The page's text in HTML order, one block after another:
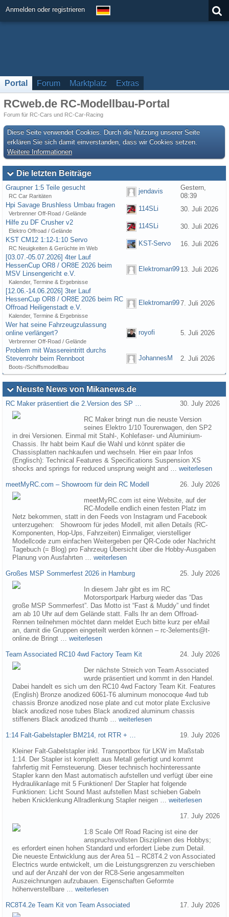
Anmelden oder registrieren
Portal Forum Marktplatz Extras
RCweb.de RC-Modellbau-Portal
Forum für RC-Cars und RC-Car-Racing
Diese Seite verwendet Cookies. Durch die Nutzung unserer Seite
erklären Sie sich damit einverstanden, dass wir Cookies setzen.
Weitere Informationen
Die letzten Beiträge
Graupner 1:5 Teile gesucht
RC Car Raritäten
jendavis
Gestern,
08:39
Hpi Savage Brushless Umbau fragen
Verbrenner Off-Road / Gelände
114SLi
30. Juli 2026
Hilfe zu DF Crusher v2
Elektro Offroad / Gelände
114SLi
30. Juli 2026
KST CM12 1:12-1:10 Servo
RC Neuigkeiten & Gerüchte im Web
KST-Servo
16. Juli 2026
[03.07.-05.07.2026] 4ter Lauf
HessenCup OR8 / OR8E 2026 beim
MSV Linsengericht e.V.
Kalender, Termine & Ergebnisse
Elektroman99 13. Juli 2026
[12.06.-14.06.2026] 3ter Lauf
HessenCup OR8 / OR8E 2026 beim RC
Offroad Heiligenstadt e.V.
Kalender, Termine & Ergebnisse
Elektroman997. Juli 2026
Wer hat seine Fahrzeugzulassung
online verlängert?
Verbrenner Off-Road / Gelände
royofi 5. Juli 2026
Problem mit Wassereintritt durchs
Stevenrohr beim Rennboot
Boots-/Schiffsmodellbau
JohannesM 2. Juli 2026
Neuste News von Mikanews.de
RC Maker präsentiert die 2.Version des SP … 30. July 2026
RC Maker bringt nun die neuste Version
seines Elektro 1/10 Tourenwagen, den SP2
in drei Versionen. Einmal mit Stahl-, Kohlefaser- und Aluminium-
Chassis. Ihr habt beim Kauf die Wahl und könnt später die
Chassisplatten nachkaufen und wechseln. Hier ein paar Infos
(Englisch): Technical Features & Specifications Suspension XS
shocks and springs for reduced unsprung weight and … weiterlesen
meetMyRC.com – Showroom für dein RC Modell 26. July 2026
meetMyRC.com ist eine Website, auf der
RC-Modelle endlich einen festen Platz im
Netz bekommen, statt in den Feeds von Instagram und Facebook
unterzugehen: Showroom für jedes Modell, mit allen Details (RC-
Komponenten, Hop-Ups, Fahrzeiten) Einmaliger, vierstelliger
Modellcode zum einfachen Weitergeben per QR-Code oder Nachricht
Tagebuch (= Blog) pro Fahrzeug Übersicht über die Hobby-Ausgaben
Planung von Ausfahrten … weiterlesen
Großes MSP Sommerfest 2026 in Hamburg 25. July 2026
In diesem Jahr gibt es im RC
Motorsportpark Harburg wieder das “Das
große MSP Sommerfest”. Das Motto ist “Fast & Muddy” und findet
am ab 10 Uhr auf dem Gelände statt. Falls Ihr an dem Offroad-
Rennen teilnehmen möchtet dann meldet Euch bitte kurz per eMail
an, damit die Gruppen eingeteilt werden können – rc-3elements@t-
online.de Bringt … weiterlesen
Team Associated RC10 4wd Factory Team Kit 24. July 2026
Der nächste Streich von Team Associated
wurde präsentiert und kommt in den Handel.
Dabei handelt es sich um den RC10 4wd Factory Team Kit. Features
(English) Bronze anodized 6061-T6 aluminum monocoque 4wd tub
chassis Bronze anodized nose plate and cut motor plate Exclusive
black anodized nose tubes Black anodized aluminum chassis
stiffeners Black anodized thumb … weiterlesen
1:14 Falt-Gabelstapler BM214, rot RTR + … 19. July 2026
Kleiner Falt-Gabelstapler inkl. Transportbox für LKW im Maßstab
1:14. Der Stapler ist komplett aus Metall gefertigt und kommt
fahrfertig mit Fernsteuerung. Dieser technisch hochinteressante
Stapler kann den Mast automatisch aufstellen und verfügt über eine
Hydraulikanlage mit 5 Funktionen! Der Stapler hat folgende
Funktionen: Licht Sound Mast aufstellen Mast schieben Gabeln
heben Knicklenkung Allradlenkung Stapler neigen … weiterlesen
17. July 2026
1:8 Scale Off Road Racing ist eine der
anspruchsvollsten Disziplinen des Hobbys;
es erfordert einen hohen Standard und erfordert Liebe zum Detail.
Die neueste Entwicklung aus der Area 51 – RC8T4.2 von Associated
Electrics wurde entwickelt, um die Leistungsgrenzen zu verschieben
und auf der Anzahl der von der RC8-Serie angesammelten
Auszeichnungen aufzubauen. Eigenschaften Geformte
höhenverstellbare … weiterlesen
RC8T4.2e Team Kit von Team Associated 17. July 2026